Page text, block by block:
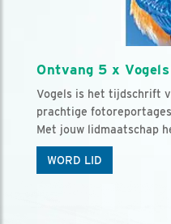
Ontvang 5 x
Vogels is het tijdschrift
prachtige
Met jouw lidmaatschap
WORD LID